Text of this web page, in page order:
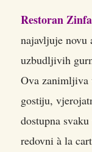
Restoran
najavljuje novu
uzbudljivih
Ova zanimljiva
gostiju,
dostupna
redovni à la